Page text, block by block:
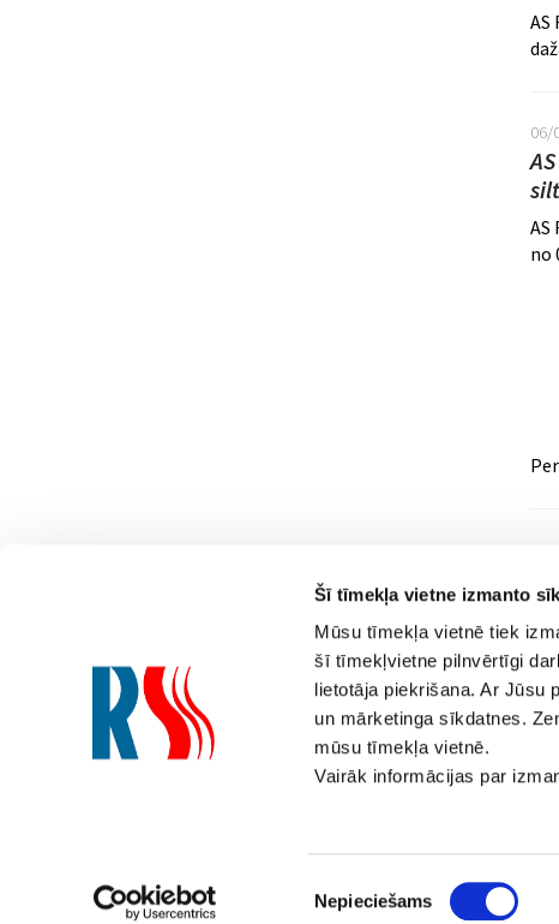
Šī tīmekļa vietne izmanto
Mūsu tīmekļa vietnē tiek
šī tīmekļvietne pilnvērtīgi
lietotāja piekrišana. Ar Jūsu
un mārketinga sīkdatnes.
mūsu tīmekļa vietnē.
Vairāk informācijas par
izvēle
Nepieciešams
AS
06/
AS
no
Saziņai
800 000 90(Diennakts